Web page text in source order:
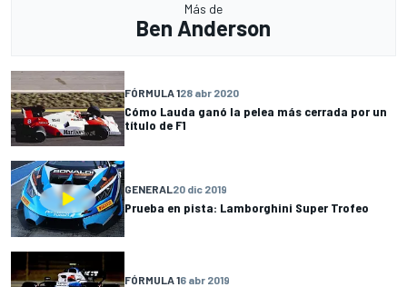
Más de
Ben Anderson
FÓRMULA 128 abr 2020
Cómo Lauda ganó la pelea más cerrada por un
título de F1
GENERAL20 dic 2019
Prueba en pista: Lamborghini Super Trofeo
FÓRMULA 16 abr 2019